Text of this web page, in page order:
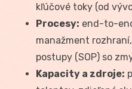
kľúčové toky (od
Procesy: end-to-
manažment
postupy (SOP) so
Kapacity a zdroje: